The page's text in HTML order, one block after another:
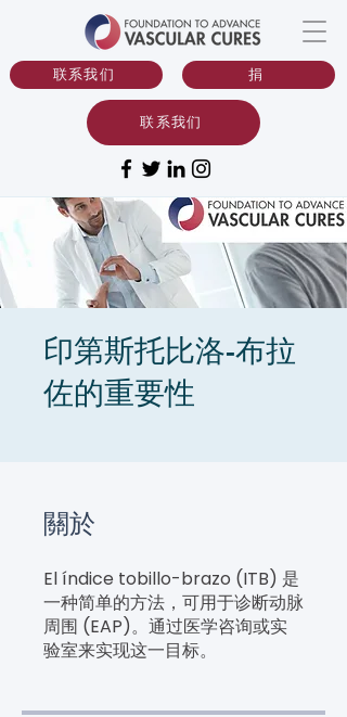
捐
联系我们
联系我们
印第斯托比洛-布拉
佐的重要性
關於
El índice tobillo-brazo (ITB) 是
一种简单的方法，可用于诊断动脉
周围 (EAP)。通过医学咨询或实
验室来实现这一目标。